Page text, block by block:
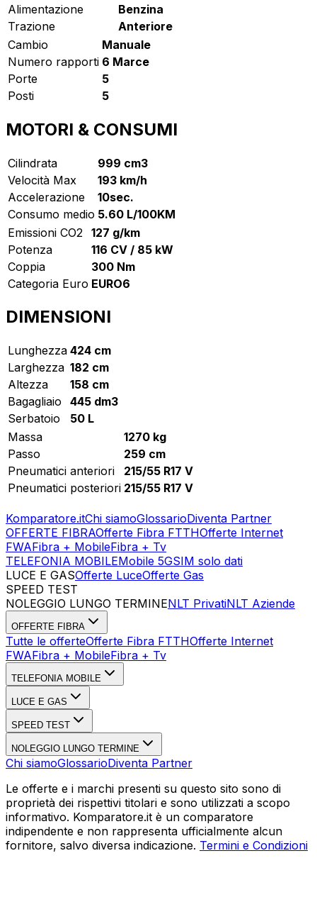
Alimentazione
Benzina
Trazione
Anteriore
Cambio
Manuale
Numero rapporti 6 Marce
Porte
5
Posti
5
MOTORI & CONSUMI
Cilindrata
999 cm3
Velocità Max
193 km/h
Accelerazione
10sec.
Consumo medio 5.60 L/100KM
Emissioni CO2
127 g/km
Potenza
116 CV / 85 kW
Coppia
300 Nm
Categoria Euro EURO6
DIMENSIONI
Lunghezza 424 cm
Larghezza 182 cm
Altezza
158 cm
Bagagliaio
445 dm3
Serbatoio
50 L
Massa
1270 kg
Passo
259 cm
Pneumatici anteriori
215/55 R17 V
Pneumatici posteriori 215/55 R17 V
Komparatore.itChi siamoGlossarioDiventa Partner
OFFERTE FIBRAOfferte Fibra FTTHOfferte Internet
FWAFibra + MobileFibra + Tv
TELEFONIA MOBILEMobile 5GSIM solo dati
LUCE E GASOfferte LuceOfferte Gas
SPEED TEST
NOLEGGIO LUNGO TERMINENLT PrivatiNLT Aziende
OFFERTE FIBRA
Tutte le offerteOfferte Fibra FTTHOfferte Internet
FWAFibra + MobileFibra + Tv
TELEFONIA MOBILE
LUCE E GAS
SPEED TEST
NOLEGGIO LUNGO TERMINE
Chi siamoGlossarioDiventa Partner
Le offerte e i marchi presenti su questo sito sono di
proprietà dei rispettivi titolari e sono utilizzati a scopo
informativo. Komparatore.it è un comparatore
indipendente e non rappresenta ufficialmente alcun
fornitore, salvo diversa indicazione. Termini e Condizioni